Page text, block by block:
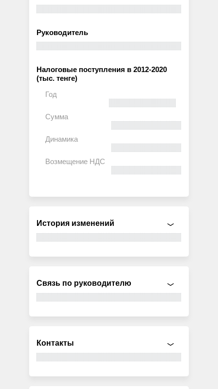
Руководитель
Налоговые поступления в 2012-2020
(тыс. тенге)
История изменений
Связь по руководителю
Контакты